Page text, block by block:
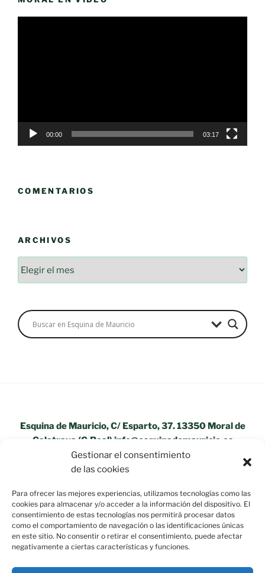
Gestionar el consentimiento
de las cookies
Para ofrecer las mejores experiencias, utilizamos tecnologías como las
cookies para almacenar y/o acceder a la información del dispositivo. El
consentimiento de estas tecnologías nos permitirá procesar datos
como el comportamiento de navegación o las identificaciones únicas
en este sitio. No consentir o retirar el consentimiento, puede afectar
negativamente a ciertas características y funciones.
00:00 03:17
COMENTARIOS
ARCHIVOS
Esquina de Mauricio, C/ Esparto, 37. 13350 Moral de
Calatrava (C.Real) info@esquinademauricio.es
«Aviso Legal»